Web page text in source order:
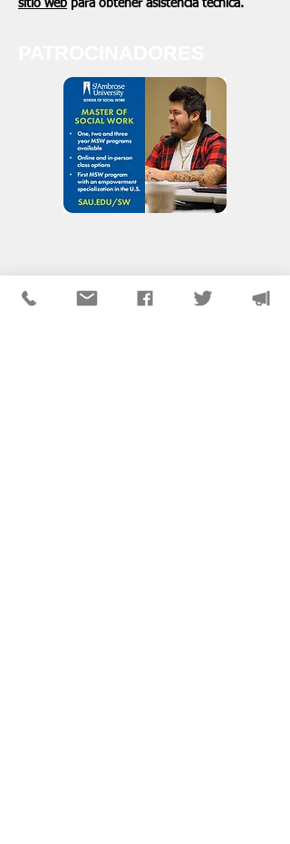
sitio web para obtener asistencia técnica.